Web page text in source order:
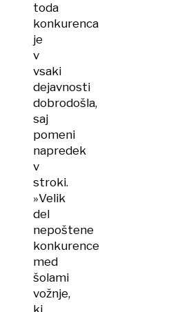
toda
konkurenca
je
v
vsaki
dejavnosti
dobrodošla,
saj
pomeni
napredek
v
stroki.
»Velik
del
nepoštene
konkurence
med
šolami
vožnje,